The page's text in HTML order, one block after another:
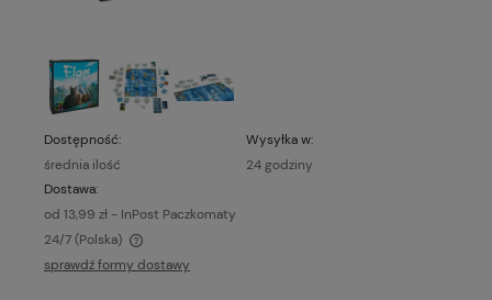
Dostępność:
średnia ilość
Wysyłka w:
24 godziny
Dostawa:
od 13,99 zł - InPost Paczkomaty
24/7(Polska)
Cena nie zawiera ewentualnych kosztów płatności
sprawdź formy dostawy